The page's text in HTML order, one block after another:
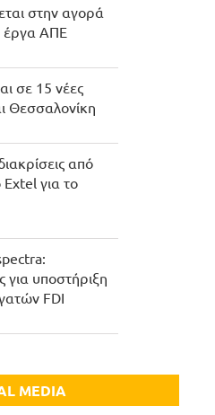
στην αγορά
έργα ΑΠΕ
σε 15 νέες
Θεσσαλονίκη
από
για το
υποστήριξη
FDI
MEDIA